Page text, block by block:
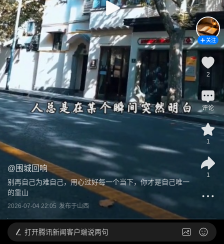
@ 围城回响
别再自己为难自己，用心过好每一个当下，你才是自己唯一
的靠山
2026-07-04 22:05 发布于山西
关注
2
评论
1
1
打开腾讯新闻客户端说两句